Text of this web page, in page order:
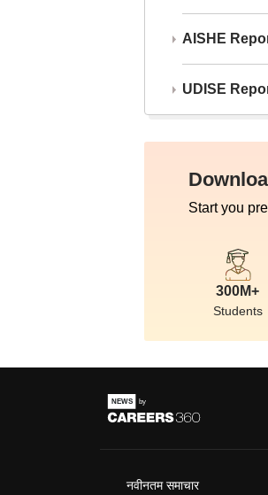
AISHE
UDISE
Start you
300M+
Students
नवीनतम समाचार